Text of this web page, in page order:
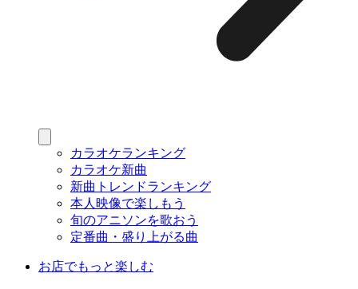
カラオケランキング
カラオケ新曲
新曲トレンドランキング
本人映像で楽しもう
旬のアニソンを歌おう
定番曲・盛り上がる曲
お店でもっと楽しむ